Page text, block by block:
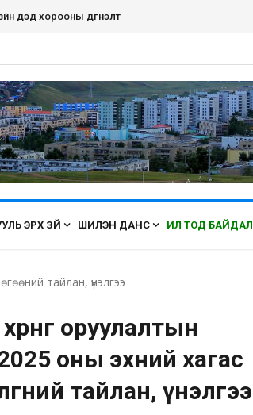
бүрт өнгөө засаж, үүдээ нээн угтана аа
ЭРХ ЗҮЙ ШИЛЭН ДАНС ИЛ ТОД БАЙДАЛ
тайлан, үнэлгээ
оруулалтын
оны эхний хагас
тайлан, үнэлгээ